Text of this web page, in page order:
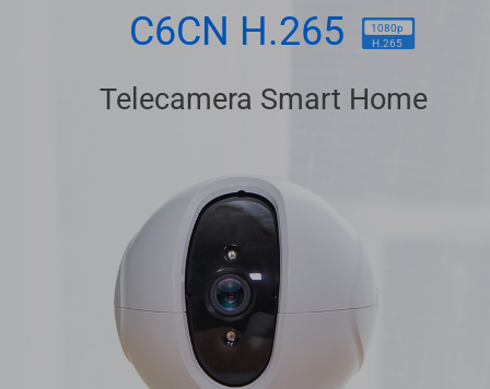
Telecamera Smart Home
H.265
1080p
C6CN H.265